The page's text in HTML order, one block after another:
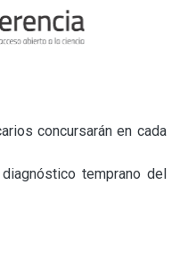
concursarán en cada
temprano del
la brecha y permitir
2017.